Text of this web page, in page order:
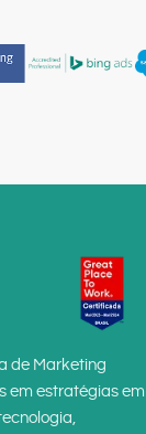
de Marketing
em estratégias em